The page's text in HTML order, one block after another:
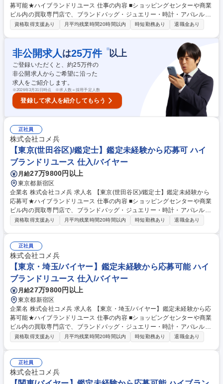
募可能★ハイブランドリユース 仕事の内容 ■ショッピングセンターや商業
ビル内の買取専門店で、ブランドバッグ・ジュエリー・時計・アパレルな
どの査定・買取をお任せいたします。 ■バイヤーからコーポレート職ま
で、買取の仕事全般をお任せします。時計/ブランドバッグ/ジュエリー/衣
類など、様々な品物の査定、買取をお願いします。業務を通してスキルア
ップが可能です。 【キャリアパスについて】商品センター/マーケティン
グ/WEB事業/教育/店舗開発/広報/人事/総務/経理/経営企画など、キャリア
プランを実現するため、多彩なポジションへのキャリアチェンジが可能で
す。 募集職種 【東京・千葉/バイヤー】鑑定未経験から応募可能★ハイブ
ランドリユース
資格取得支援あり 月平均残業時間20時間以内 時短勤務あり 退職金あり
非公開求人 は25万件 ※以上
ご登録いただくと、約25万件の
非公開求人からご希望に沿った
求人をご紹介します。
※2026年3月31日時点 ※求人数＝採用予定人数
登録して求人を紹介してもらう
正社員
株式会社コメ兵
【東京(世田谷区)/鑑定士】鑑定未経験から応募可 ハイ
ブランドリユース 仕入/バイヤー
月給27万9800円以上
東京都新宿区
企業名 株式会社コメ兵 求人名 【東京(世田谷区)/鑑定士】鑑定未経験から
応募可★ハイブランドリユース 仕事の内容 ■ショッピングセンターや商業
ビル内の買取専門店で、ブランドバッグ・ジュエリー・時計・アパレルな
どの査定・買取をお任せいたします。 ■バイヤーからコーポレート職ま
類など、様々な品物の査定、買取をお願いします。業務を通してスキルア
ップが可能です。 【キャリアパスについて】商品センター/マーケティン
グ/WEB事業/教育/店舗開発/広報/人事/総務/経理/経営企画など、キャリア
プランを実現するため、多彩なポジションへのキャリアチェンジが可能で
す。 募集職種 【東京(世田谷区)/鑑定士】鑑定未経験から応募可★ハイブ
ランドリユース
資格取得支援あり 月平均残業時間20時間以内 時短勤務あり 退職金あり
正社員
株式会社コメ兵
【東京・埼玉/バイヤー】鑑定未経験から応募可能 ハイ
ブランドリユース 仕入/バイヤー
月給27万9800円以上
東京都新宿区
企業名 株式会社コメ兵 求人名 【東京・埼玉/バイヤー】鑑定未経験から応
募可能★ハイブランドリユース 仕事の内容 ■ショッピングセンターや商業
ビル内の買取専門店で、ブランドバッグ・ジュエリー・時計・アパレルな
どの査定・買取をお任せいたします。 ■バイヤーからコーポレート職ま
類など、様々な品物の査定、買取をお願いします。業務を通してスキルア
ップが可能です。 【キャリアパスについて】商品センター/マーケティン
グ/WEB事業/教育/店舗開発/広報/人事/総務/経理/経営企画など、キャリア
資格取得支援あり 月平均残業時間20時間以内 時短勤務あり 退職金あり
正社員
株式会社コメ兵